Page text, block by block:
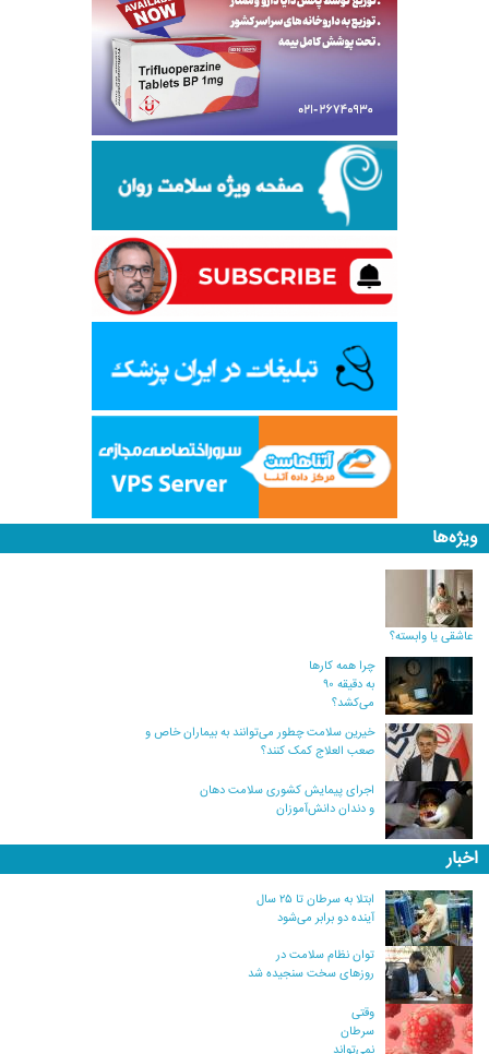
ویژه‌ها
عاشقی یا وابسته؟
چرا همه کارها
به دقیقه ۹۰
می‌کشد؟
خیرین سلامت چطور می‌توانند به بیماران خاص و
صعب العلاج کمک کنند؟
اجرای پیمایش کشوری سلامت دهان
و دندان دانش‌آموزان
اخبار
ابتلا به سرطان تا ۲۵ سال
آینده دو برابر می‌شود
توان نظام سلامت در
روزهای سخت سنجیده شد
وقتی
سرطان
نمی‌تواند